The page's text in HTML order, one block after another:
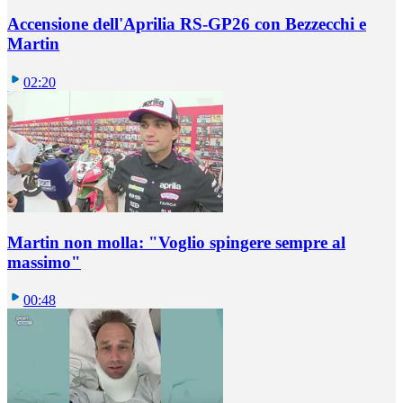
Accensione dell'Aprilia RS-GP26 con Bezzecchi e
Martin
02:20
Martin non molla: "Voglio spingere sempre al
massimo"
00:48